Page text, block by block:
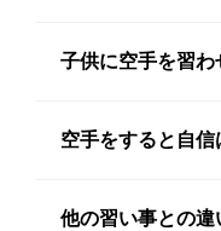
子供に空手を習わ
空手をすると自信
他の習い事との違